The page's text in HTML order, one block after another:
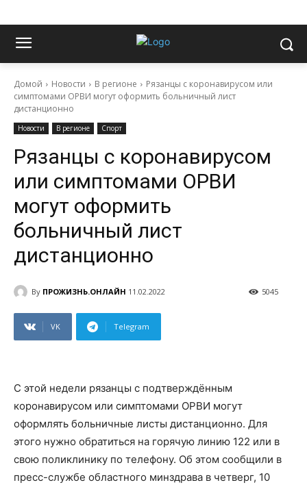
Домой Новости В регионе
Рязанцы с коронавирусом или
симптомами ОРВИ могут оформить больничный лист
дистанционно
Новости В регионе Спорт
Рязанцы с коронавирусом
или симптомами ОРВИ
могут оформить
больничный лист
дистанционно
By ПРОЖИЗНЬ.ОНЛАЙН 11.02.2022 5045
VK Telegram
С этой недели рязанцы с подтверждённым
коронавирусом или симптомами ОРВИ могут
оформлять больничные листы дистанционно. Для
этого нужно обратиться на горячую линию 122 или в
свою поликлинику по телефону. Об этом сообщили в
пресс-службе областного минздрава в четверг, 10